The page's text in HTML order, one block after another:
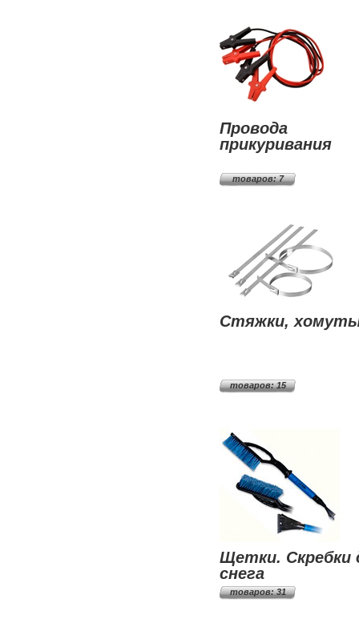
Провода
прикуривания
товаров: 7
Стяжки,
товаров: 15
Щетки. Скребки
снега
товаров: 31